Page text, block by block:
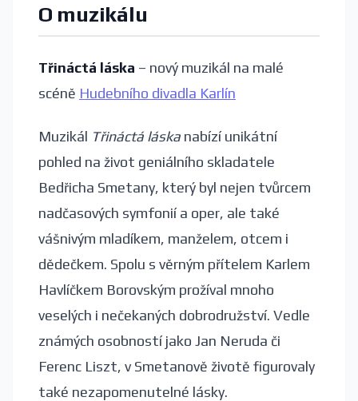
O muzikálu
Třináctá láska – nový muzikál na malé
scéně Hudebního divadla Karlín
Muzikál Třináctá láska nabízí unikátní
pohled na život geniálního skladatele
Bedřicha Smetany, který byl nejen tvůrcem
nadčasových symfonií a oper, ale také
vášnivým mladíkem, manželem, otcem i
dědečkem. Spolu s věrným přítelem Karlem
Havlíčkem Borovským prožíval mnoho
veselých i nečekaných dobrodružství. Vedle
známých osobností jako Jan Neruda či
Ferenc Liszt, v Smetanově životě figurovaly
také nezapomenutelné lásky.